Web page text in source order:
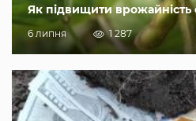
Як підвищити врожайність
6 липня 1 287